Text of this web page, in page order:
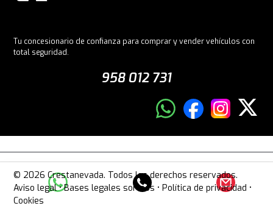
Tu concesionario de confianza para comprar y vender vehículos con
total seguridad.
958 012 731
© 2026 Crestanevada. Todos los derechos reservados.
Aviso legal•Bases legales sorteos •Política de privacidad •
Cookies